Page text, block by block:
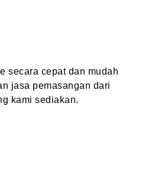
secara cepat dan mudah
jasa pemasangan dari
kami sediakan.